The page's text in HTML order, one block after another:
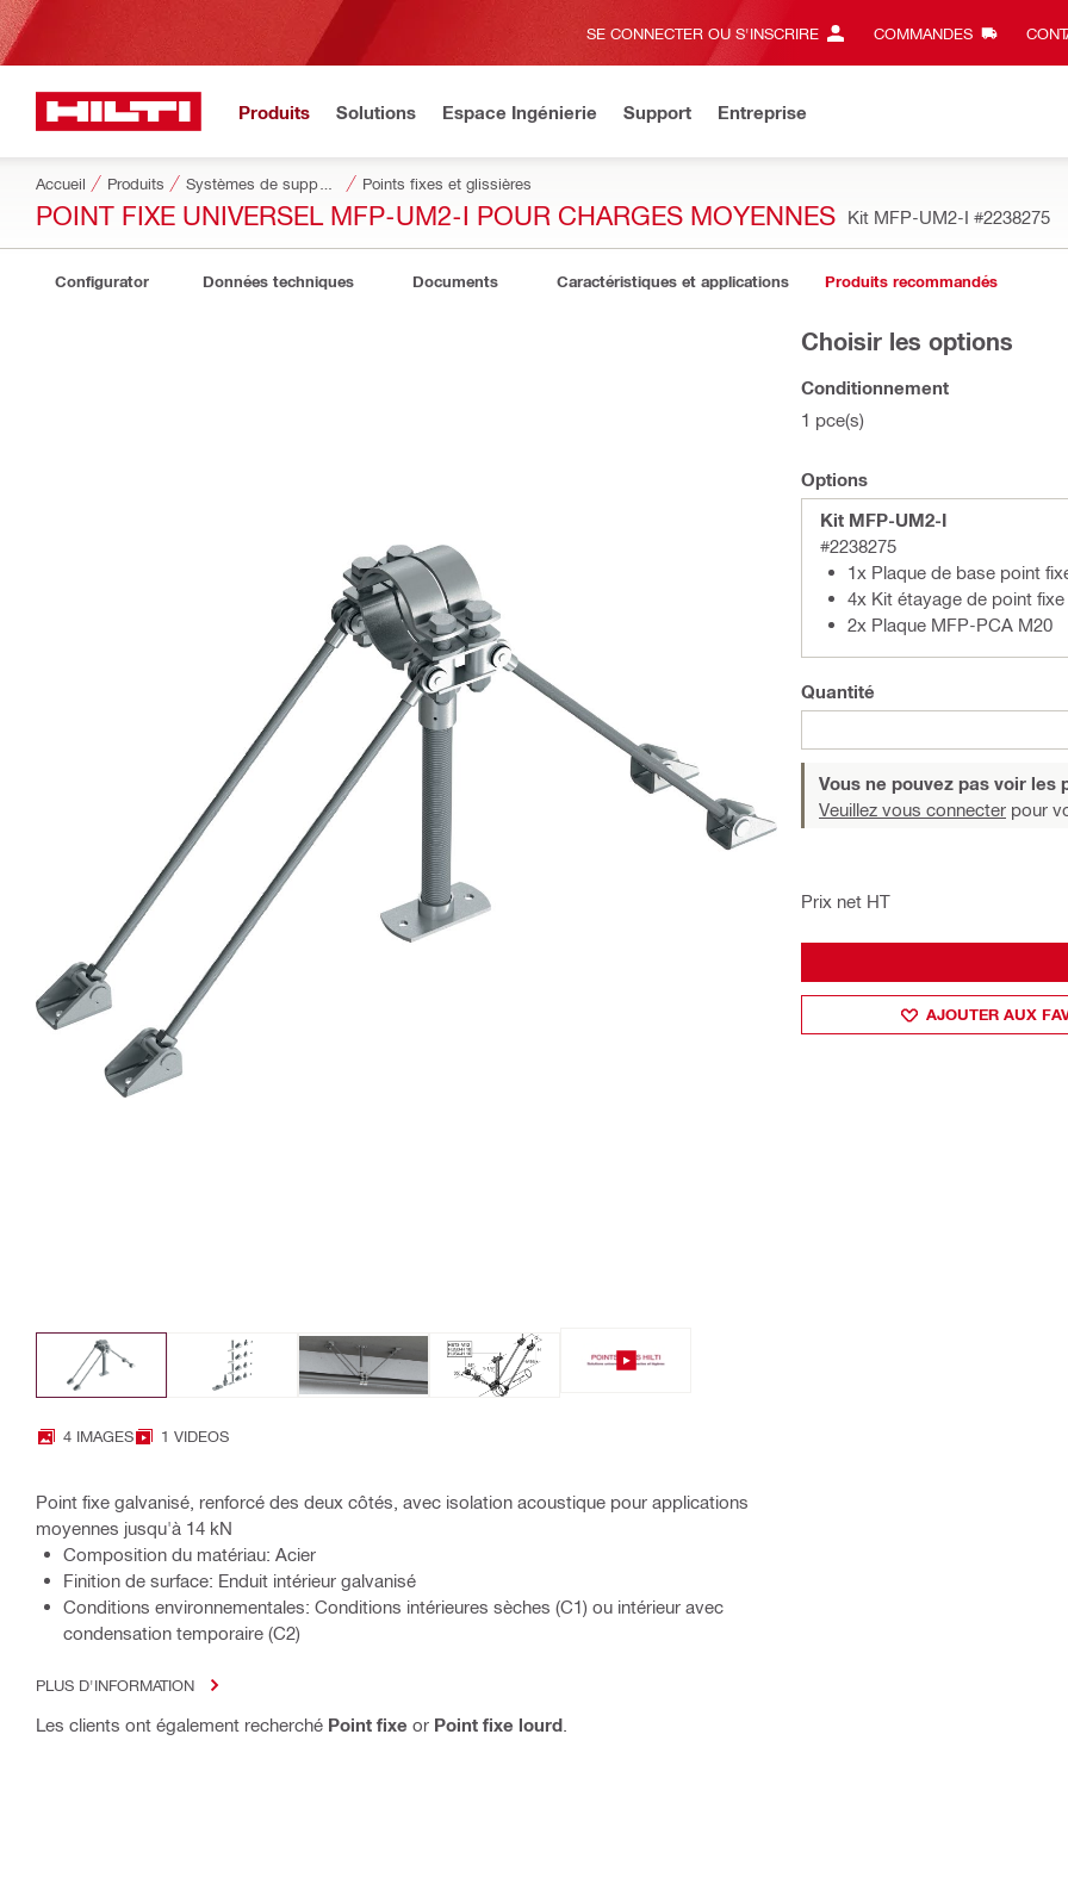
SE CONNECTER OU S'INSCRIRE COMMANDES
Produits Solutions Espace Ingénierie Support Entreprise
Accueil Produits Points fixes et glissières
POINT FIXE UNIVERSEL MFP-UM2-I POUR CHARGES MOYENNES Kit MFP-UM2-I #2238275
Configurator Données techniques Documents Caractéristiques et applications Produits recommandés
4 IMAGES 1 VIDEOS
Point fixe galvanisé, renforcé des deux côtés, avec isolation acoustique pour applications
moyennes jusqu'à 14 kN
Composition du matériau: Acier
Finition de surface: Enduit intérieur galvanisé
Conditions environnementales: Conditions intérieures sèches (C1) ou intérieur avec
condensation temporaire (C2)
PLUS D'INFORMATION
Les clients ont également recherché Point fixe or Point fixe lourd
Choisir les options
Conditionnement
1 pce(s)
Options
Kit MFP-UM2-I
#2238275
1x Plaque de base point
4x Kit étayage de point
2x Plaque MFP-PCA M20
Quantité
Vous ne pouvez pas voir les
Veuillez vous connecter pour
Prix net HT
AJOUTER AUX